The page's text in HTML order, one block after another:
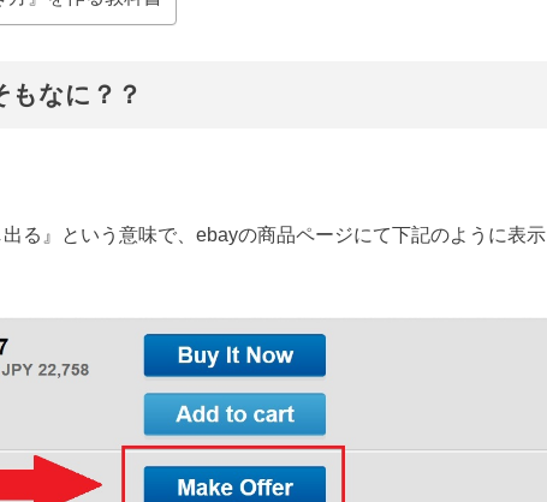
もなに？？
る』という意味で、 ebayの商品ページにて下記のように表示